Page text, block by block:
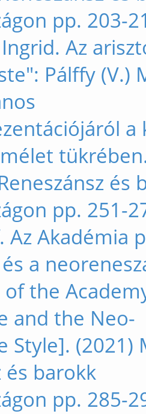
pp. 203-
Az
Pálffy (V.)
a
és
pp. 251-
Az Akadémia
a
of the
and the Neo-
Style]. (2021)
és barokk
pp. 285-